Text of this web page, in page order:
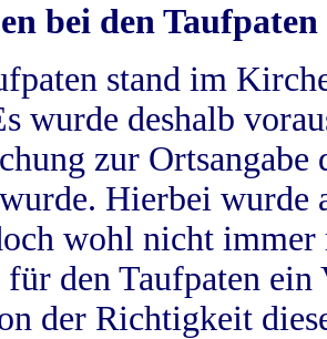
bei den Taufpaten
stand im
wurde deshalb
zur
Hierbei wurde
wohl nicht
für den Taufpaten
der Richtigkeit